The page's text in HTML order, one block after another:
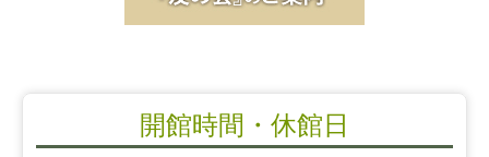
開館時間・休館日